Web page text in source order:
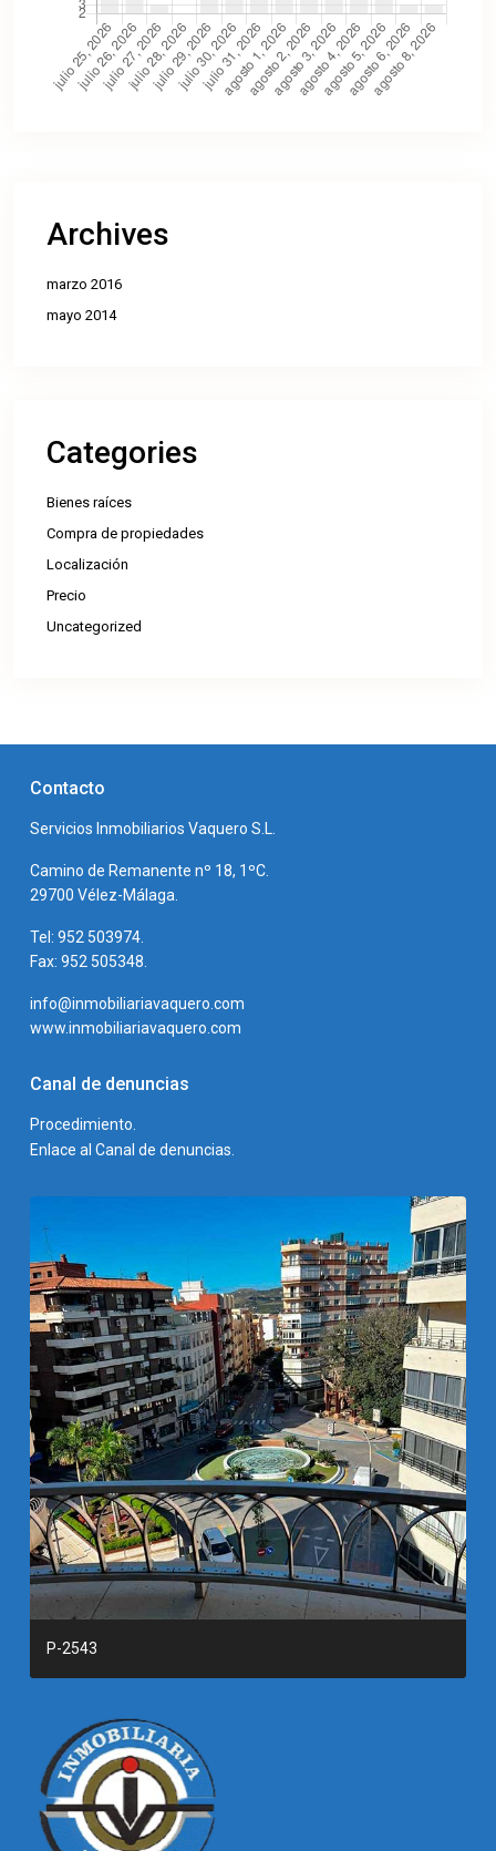
Archives
marzo 2016
mayo 2014
Categories
Bienes raíces
Compra de propiedades
Localización
Precio
Uncategorized
Contacto
Servicios Inmobiliarios Vaquero S.L.
Camino de Remanente nº 18, 1ºC.
29700 Vélez-Málaga.
Tel: 952 503974.
Fax: 952 505348.
info@inmobiliariavaquero.com
www.inmobiliariavaquero.com
Canal de denuncias
Procedimiento.
Enlace al Canal de denuncias.
P-2543